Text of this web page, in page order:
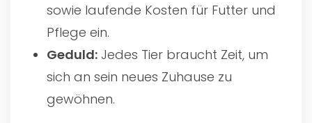
sowie laufende Kosten für Futter und
Pflege ein.
Geduld: Jedes Tier braucht Zeit, um
sich an sein neues Zuhause zu
gewöhnen.